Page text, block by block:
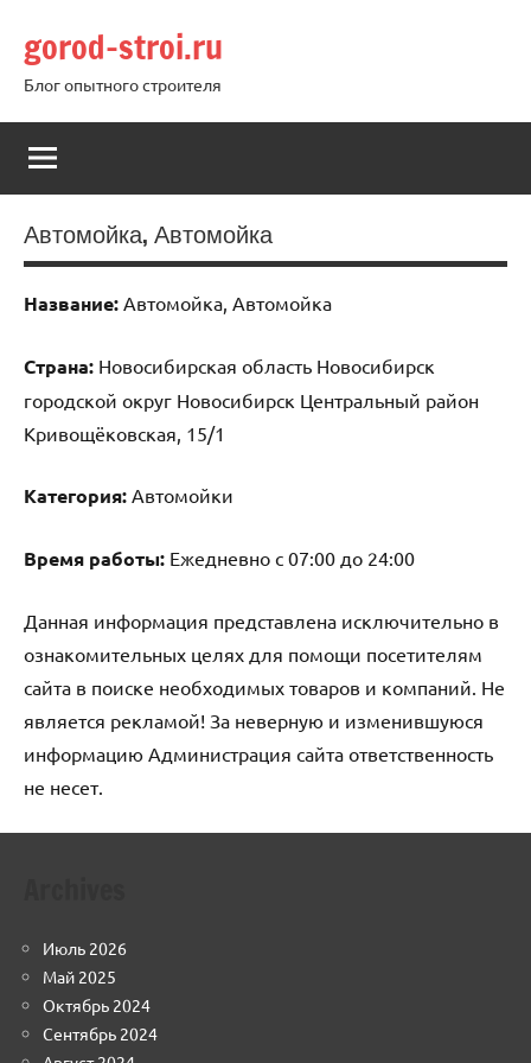
содержимому
gorod-stroi.ru
Блог опытного строителя
Автомойка, Автомойка
Название: Автомойка, Автомойка
Страна: Новосибирская область Новосибирск
городской округ Новосибирск Центральный район
Кривощёковская, 15/1
Категория: Автомойки
Время работы: Ежедневно с 07:00 до 24:00
Данная информация представлена исключительно в
ознакомительных целях для помощи посетителям
сайта в поиске необходимых товаров и компаний. Не
является рекламой! За неверную и изменившуюся
информацию Администрация сайта ответственность
не несет.
Июль 2026
Май 2025
Октябрь 2024
Сентябрь 2024